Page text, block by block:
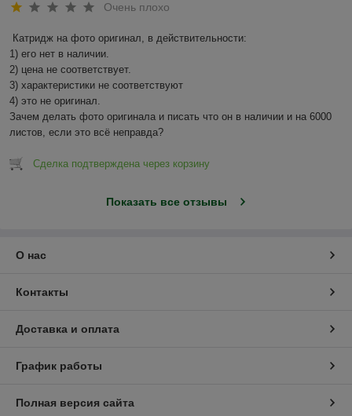
Очень плохо
Катридж на фото оригинал, в действительности:
1) его нет в наличии.
2) цена не соответствует.
3) характеристики не соответствуют
4) это не оригинал.
Зачем делать фото оригинала и писать что он в наличии и на 6000
листов, если это всё неправда?
Сделка подтверждена через корзину
Показать все отзывы
О нас
Контакты
Доставка и оплата
График работы
Полная версия сайта